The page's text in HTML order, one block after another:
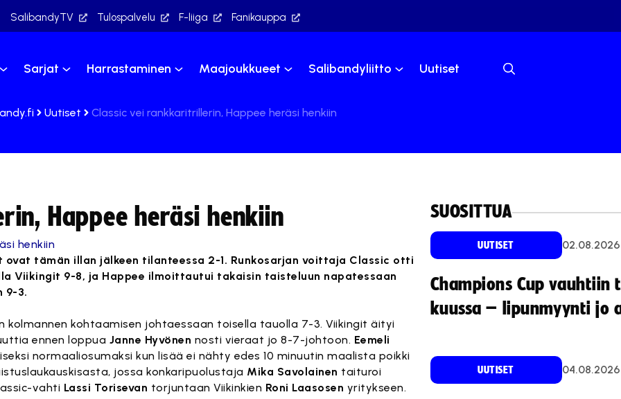
SalibandyTV Tulospalvelu F-liiga Fanikauppa
Sarjat Harrastaminen Maajoukkueet Salibandyliitto Uutiset
Uutiset Classic vei rankkaritrillerin, Happee heräsi henkiin
Happee heräsi henkiin
tämän illan jälkeen tilanteessa 2-1. Runkosarjan voittaja Classic otti
Viikingit 9-8, ja Happee ilmoittautui takaisin taisteluun napatessaan
9-3.
kolmannen kohtaamisen johtaessaan toisella tauolla 7-3. Viikingit äityi
ennen loppua Janne Hyvönen nosti vieraat jo 8-7-johtoon. Eemeli
normaaliosumaksi kun lisää ei nähty edes 10 minuutin maalista poikki
jossa konkaripuolustaja Mika Savolainen taituroi
vahti Lassi Torisevan torjuntaan Viikinkien Roni Laasosen yritykseen.
SUOSITTUA
UUTISET 02.08.2026
Champions Cup vauhtiin
kuussa – lipunmyynti jo
UUTISET 04.08.2026